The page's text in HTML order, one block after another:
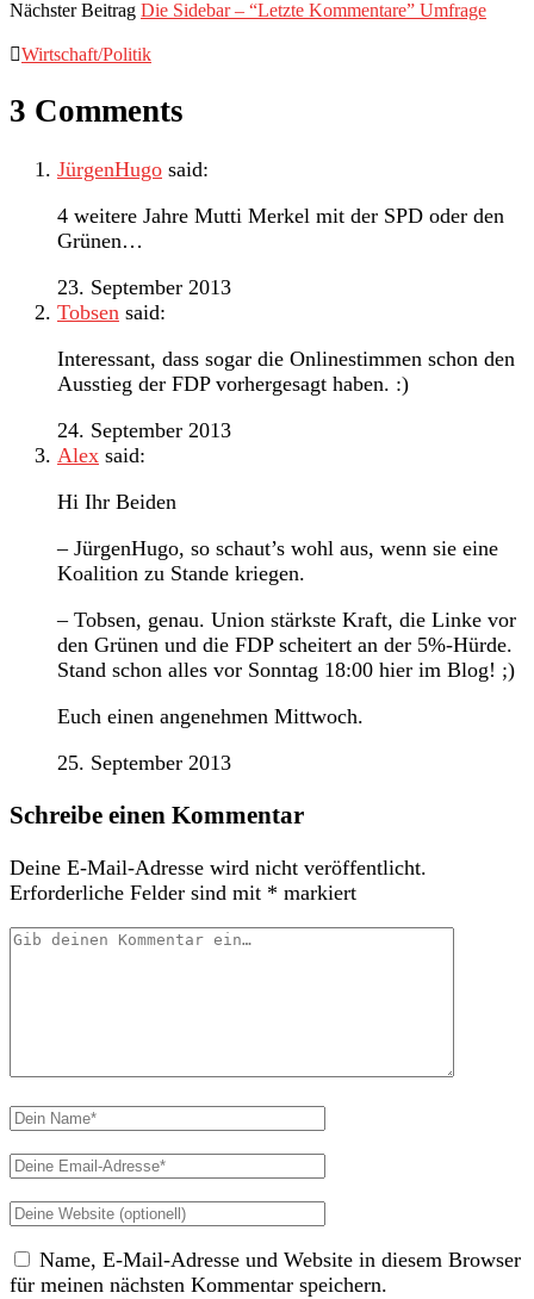
Nächster Beitrag Die Sidebar – “Letzte Kommentare” Umfrage
Wirtschaft/Politik
3 Comments
JürgenHugo said:
4 weitere Jahre Mutti Merkel mit der SPD oder den
Grünen…
23. September 2013
Tobsen said:
Interessant, dass sogar die Onlinestimmen schon den
Ausstieg der FDP vorhergesagt haben. :)
24. September 2013
Alex said:
Hi Ihr Beiden
– JürgenHugo, so schaut’s wohl aus, wenn sie eine
Koalition zu Stande kriegen.
– Tobsen, genau. Union stärkste Kraft, die Linke vor
den Grünen und die FDP scheitert an der 5%-Hürde.
Stand schon alles vor Sonntag 18:00 hier im Blog! ;)
Euch einen angenehmen Mittwoch.
25. September 2013
Schreibe einen Kommentar
Deine E-Mail-Adresse wird nicht veröffentlicht.
Erforderliche Felder sind mit * markiert
Dein
Dein
Deine
Adresse
Deine
(nicht
erforderlich)
Name, E-Mail-Adresse und Website in diesem Browser
für meinen nächsten Kommentar speichern.